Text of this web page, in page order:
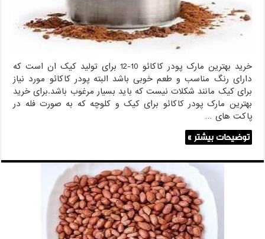
خرید بهترین مارک پودر کاکائو 10-12 برای تولید کیک ان است که
دارای رنگ مناسب و طعم خوبی باشد البته پودر کاکائو مورد نیاز
برای کیک مانند شکلات نیست که باید بسیار مرغوب باشد.برای خرید
بهترین مارک پودر کاکائو برای کیک و کلوچه که به صورت فله در
پاکت های …
توضیحات بیشتر »